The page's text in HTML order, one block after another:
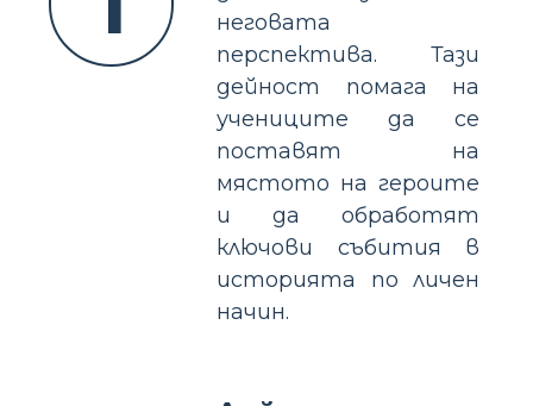
неговата
перспектива. Тази
дейност помага на
учениците да се
поставят на
мястото на героите
и да обработят
ключови събития в
историята по личен
начин.